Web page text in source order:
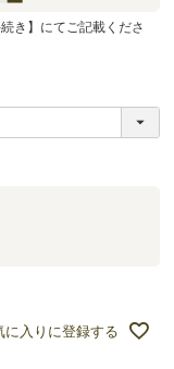
き】にてご記載くださ
に入りに登録する